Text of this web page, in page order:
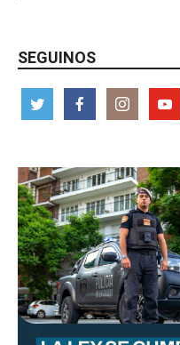
SEGUINOS